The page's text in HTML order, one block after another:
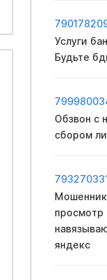
Услуги
Будьте
Обзвон с
сбором
просмотр
яндекс